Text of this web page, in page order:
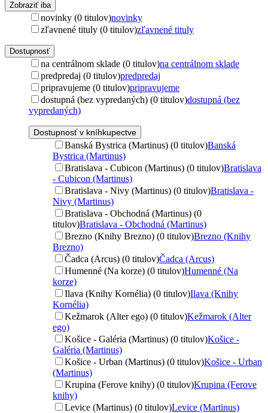
Zobraziť iba
novinky (0 titulov)novinky
zľavnené tituly (0 titulov)zľavnené tituly
Dostupnosť
na centrálnom sklade (0 titulov)na centrálnom sklade
predpredaj (0 titulov)predpredaj
pripravujeme (0 titulov)pripravujeme
dostupná (bez vypredaných) (0 titulov)dostupná (bez
vypredaných)
Dostupnosť v kníhkupectve
Banská Bystrica (Martinus) (0 titulov)Banská
Bystrica (Martinus)
Bratislava - Cubicon (Martinus) (0 titulov)Bratislava
- Cubicon (Martinus)
Bratislava - Nivy (Martinus) (0 titulov)Bratislava -
Nivy (Martinus)
Bratislava - Obchodná (Martinus) (0
titulov)Bratislava - Obchodná (Martinus)
Brezno (Knihy Brezno) (0 titulov)Brezno (Knihy
Brezno)
Čadca (Arcus) (0 titulov)Čadca (Arcus)
Humenné (Na korze) (0 titulov)Humenné (Na
korze)
Ilava (Knihy Kornélia) (0 titulov)Ilava (Knihy
Kornélia)
Kežmarok (Alter ego) (0 titulov)Kežmarok (Alter
ego)
Košice - Galéria (Martinus) (0 titulov)Košice -
Galéria (Martinus)
Košice - Urban (Martinus) (0 titulov)Košice - Urban
(Martinus)
Krupina (Ferove knihy) (0 titulov)Krupina (Ferove
knihy)
Levice (Martinus) (0 titulov)Levice (Martinus)